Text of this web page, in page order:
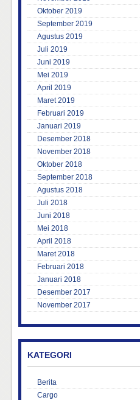
Oktober 2019
September 2019
Agustus 2019
Juli 2019
Juni 2019
Mei 2019
April 2019
Maret 2019
Februari 2019
Januari 2019
Desember 2018
November 2018
Oktober 2018
September 2018
Agustus 2018
Juli 2018
Juni 2018
Mei 2018
April 2018
Maret 2018
Februari 2018
Januari 2018
Desember 2017
November 2017
KATEGORI
Berita
Cargo